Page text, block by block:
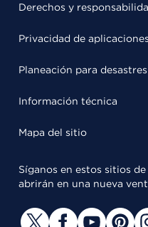
Derechos y
Privacidad de
Planeación para desastres
Información técnica
Mapa del sitio
Síganos en estos sitios
abrirán en una nueva